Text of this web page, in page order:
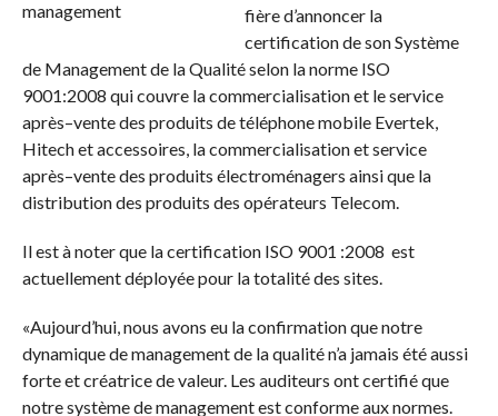
fière d’annoncer la
certification de son Système
de Management de la Qualité selon la norme ISO
9001:2008 qui couvre la commercialisation et le service
après–vente des produits de téléphone mobile Evertek,
Hitech et accessoires, la commercialisation et service
après–vente des produits électroménagers ainsi que la
distribution des produits des opérateurs Telecom.
Il est à noter que la certification ISO 9001 :2008 est
actuellement déployée pour la totalité des sites.
«Aujourd’hui, nous avons eu la confirmation que notre
dynamique de management de la qualité n’a jamais été aussi
forte et créatrice de valeur. Les auditeurs ont certifié que
notre système de management est conforme aux normes.